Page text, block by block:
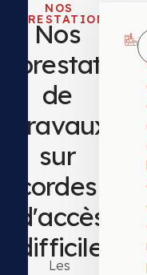
NOS
PRESTATIONS
Nos
de
travaux
sur
cordes
d'accès
difficile
Les